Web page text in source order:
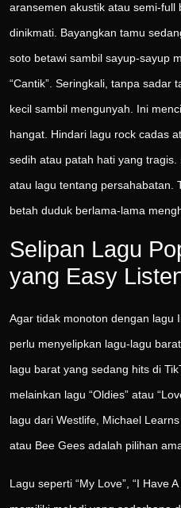
aransemen akustik atau semi-
dinikmati. Bayangkan tamu
soto betawi sambil sayup-sayup
“Cantik”. Seringkali, tanpa sadar
kecil sambil mengunyah. Ini
hangat. Hindari lagu rock cadas
sedih atau patah hati yang
atau lagu tentang persahabatan.
betah duduk berlama-lama
Selipan Lagu
yang Easy
Agar tidak monoton dengan lagu
perlu menyelipkan lagu-lagu
lagu barat yang sedang hits di
melainkan lagu “Oldies” atau
lagu dari Westlife, Michael
atau Bee Gees adalah pilihan
Lagu seperti “My Love”, “I Have